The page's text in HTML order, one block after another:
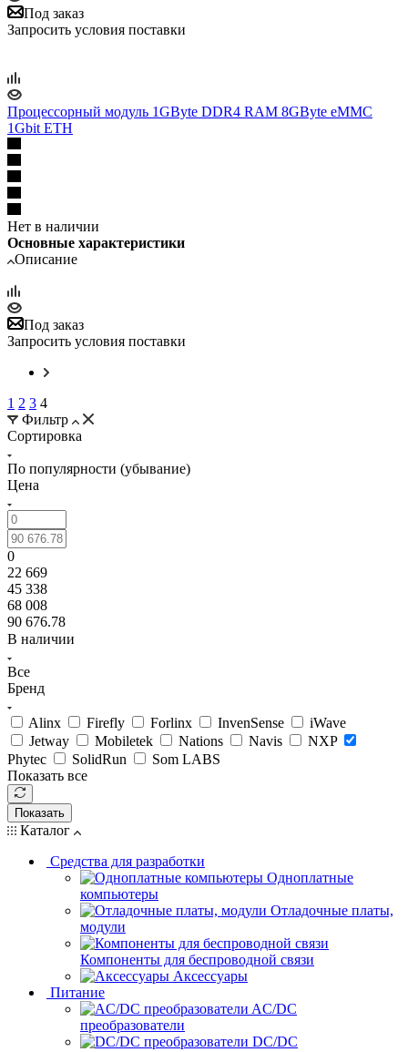
Под заказ
Запросить условия поставки
Процессорный модуль 1GByte DDR4 RAM 8GByte eMMC
1Gbit ETH
Нет в наличии
Основные характеристики
Описание
Под заказ
Запросить условия поставки
1 2 3 4
Фильтр
Сортировка
По популярности (убывание)
Цена
0
22 669
45 338
68 008
90 676.78
В наличии
Все
Бренд
Alinx Firefly Forlinx InvenSense
iWave
Jetway
Mobiletek Nations Navis
NXP
Phytec
SolidRun
Som LABS
Показать все
Показать
Каталог
Средства для разработки
Одноплатные
компьютеры
Отладочные платы,
модули
Компоненты для беспроводной связи
Аксессуары
Питание
AC/DC
преобразователи
DC/DC